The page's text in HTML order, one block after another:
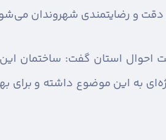
دقت و رضایتمندی شهروندان
احوال استان گفت: ساختمان
به این موضوع داشته و برای